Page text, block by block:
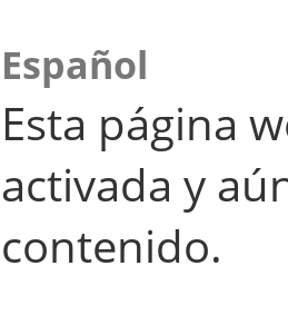
Español
Esta página
activada y
contenido.